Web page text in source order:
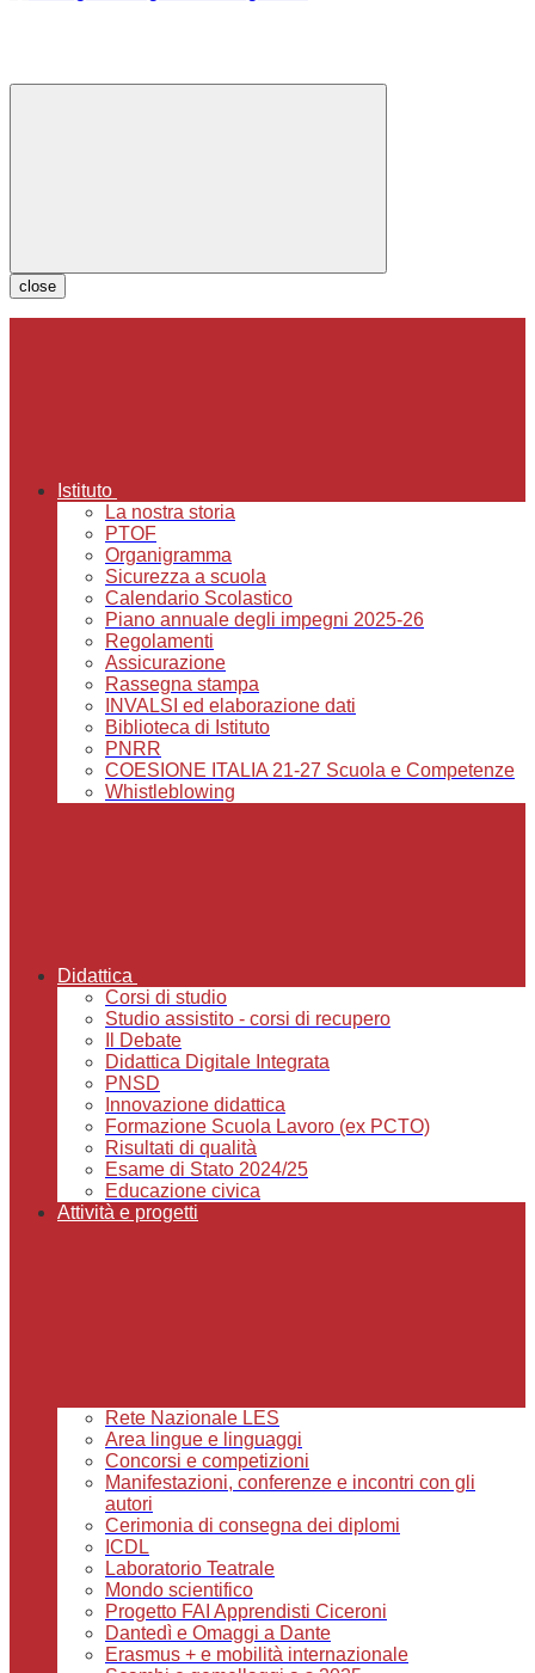
close
Istituto
La nostra storia
PTOF
Organigramma
Sicurezza a scuola
Calendario Scolastico
Piano annuale degli impegni 2025-26
Regolamenti
Assicurazione
Rassegna stampa
INVALSI ed elaborazione dati
Biblioteca di Istituto
PNRR
COESIONE ITALIA 21-27 Scuola e Competenze
Whistleblowing
Didattica
Corsi di studio
Studio assistito - corsi di recupero
Il Debate
Didattica Digitale Integrata
PNSD
Innovazione didattica
Formazione Scuola Lavoro (ex PCTO)
Risultati di qualità
Esame di Stato 2024/25
Educazione civica
Attività e progetti
Rete Nazionale LES
Area lingue e linguaggi
Concorsi e competizioni
Manifestazioni, conferenze e incontri con gli
autori
Cerimonia di consegna dei diplomi
ICDL
Laboratorio Teatrale
Mondo scientifico
Progetto FAI Apprendisti Ciceroni
Dantedì e Omaggi a Dante
Erasmus + e mobilità internazionale